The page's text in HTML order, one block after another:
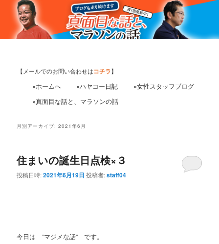
【メールでのお問い合わせはコチラ】
»ホームへ »ハヤコー日記
»女性スタッフブログ
»真面目な話と、マラソンの話
月別アーカイブ:2021年6月
住まいの誕生日点検×３
投稿日時:2021年6月19日 投稿者:staff04
今日は ”マジメな話” です。